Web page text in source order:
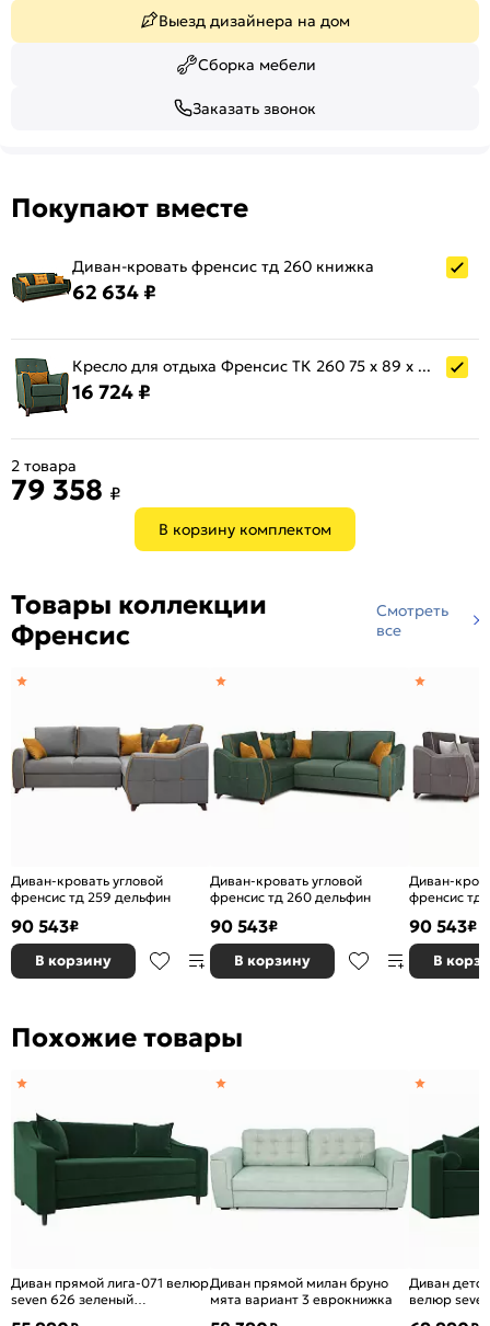
Выезд дизайнера на дом
Сборка мебели
Заказать звонок
Покупают вместе
Диван-кровать френсис тд 260 книжка
62 634 ₽
Кресло для отдыха Френсис ТК 260 75 x 89 x 87 см
16 724 ₽
В корзину комплектом
2 товара
79 358 ₽
Товары коллекции
Френсис
Смотреть
все
Диван-кровать угловой
френсис тд 259 дельфин
90 543₽
В корзину
Диван-кровать угловой
френсис тд 260 дельфин
90 543₽
В корзину
Диван-
френсис тд
90 543₽
В
Похожие товары
Диван прямой лига-071 велюр
seven 626 зеленый
Диван прямой милан бруно
мята вариант 3 еврокнижка
Диван
велюр